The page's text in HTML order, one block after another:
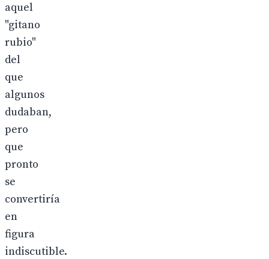
aquel
"gitano
rubio"
del
que
algunos
dudaban,
pero
que
pronto
se
convertiría
en
figura
indiscutible.